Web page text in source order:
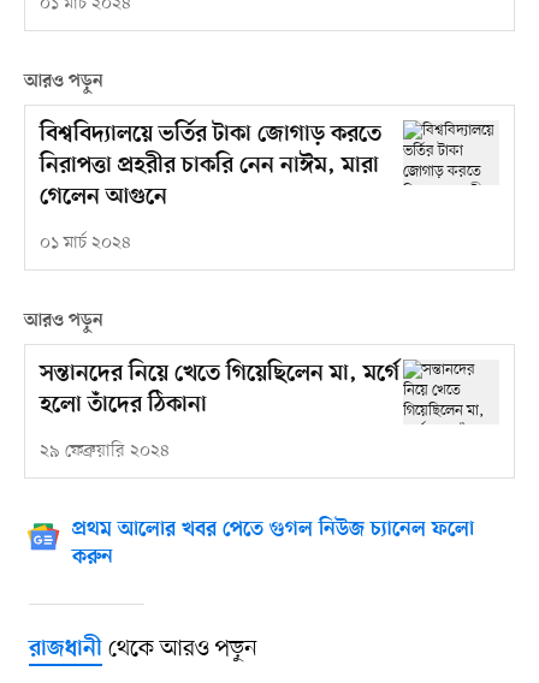
আরও পড়ুন
বিশ্ববিদ্যালয়ে ভর্তির টাকা জোগাড় করতে
নিরাপত্তা প্রহরীর চাকরি নেন নাঈম, মারা
গেলেন আগুনে
০১ মার্চ ২০২৪
আরও পড়ুন
সন্তানদের নিয়ে খেতে গিয়েছিলেন মা, মর্গে
হলো তাঁদের ঠিকানা
২৯ ফেব্রুয়ারি ২০২৪
প্রথম আলোর খবর পেতে গুগল নিউজ চ্যানেল ফলো
করুন
রাজধানীথেকে আরও পড়ুন